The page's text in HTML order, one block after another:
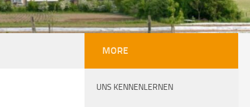
MORE
UNS KENNENLERNEN